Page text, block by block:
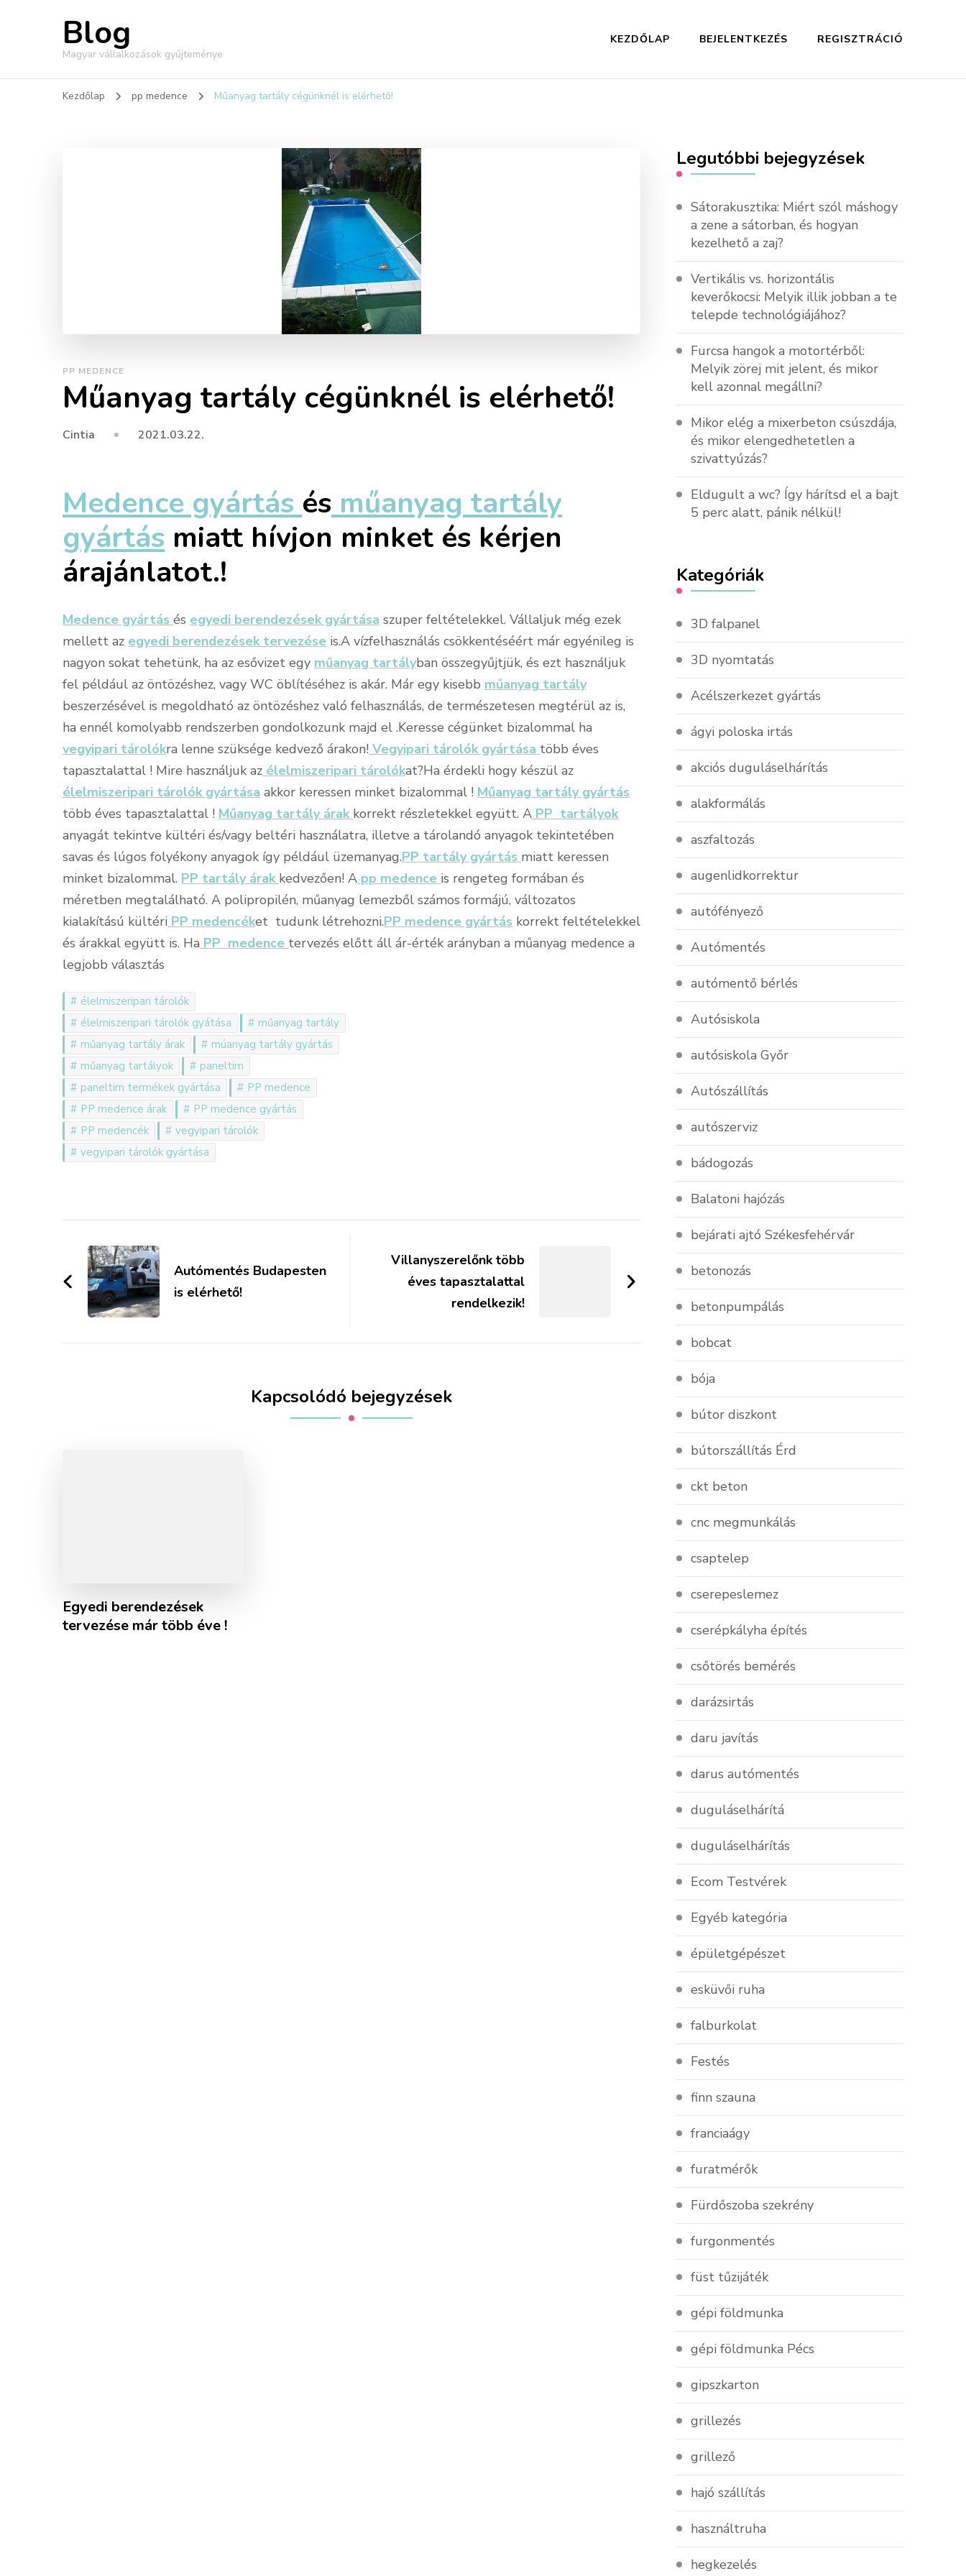
Blog
Magyar vállalkozások gyűjteménye
KEZDŐLAP BEJELENTKEZÉS REGISZTRÁCIÓ
Kezdőlap pp medence Műanyag tartály cégünknél is elérhető!
PP MEDENCE
Műanyag tartály cégünknél is elérhető!
Cintia 2021.03.22.
Medence gyártás és műanyag tartály
gyártás miatt hívjon minket és kérjen
árajánlatot.!
Medence gyártás és egyedi berendezések gyártása szuper feltételekkel. Vállaljuk még ezek
mellett az egyedi berendezések tervezése is.A vízfelhasználás csökkentéséért már egyénileg is
nagyon sokat tehetünk, ha az esővizet egy műanyag tartályban összegyűjtjük, és ezt használjuk
fel például az öntözéshez, vagy WC öblítéséhez is akár. Már egy kisebb műanyag tartály
beszerzésével is megoldható az öntözéshez való felhasználás, de természetesen megtérül az is,
ha ennél komolyabb rendszerben gondolkozunk majd el .Keresse cégünket bizalommal ha
vegyipari tárolókra lenne szüksége kedvező árakon! Vegyipari tárolók gyártása több éves
tapasztalattal ! Mire használjuk az élelmiszeripari tárolókat?Ha érdekli hogy készül az
élelmiszeripari tárolók gyártása akkor keressen minket bizalommal ! Műanyag tartály gyártás
több éves tapasztalattal ! Műanyag tartály árak korrekt részletekkel együtt. A PP tartályok
anyagát tekintve kültéri és/vagy beltéri használatra, illetve a tárolandó anyagok tekintetében
savas és lúgos folyékony anyagok így például üzemanyag.PP tartály gyártás miatt keressen
minket bizalommal. PP tartály árak kedvezően! A pp medence is rengeteg formában és
méretben megtalálható. A polipropilén, műanyag lemezből számos formájú, változatos
kialakítású kültéri PP medencéket tudunk létrehozni.PP medence gyártás korrekt feltételekkel
és árakkal együtt is. Ha PP medence tervezés előtt áll ár-érték arányban a műanyag medence a
legjobb választás
élelmiszeripari tárolók
élelmiszeripari tárolók gyátása
műanyag tartály
műanyag tartály árak
múanyag tartály gyártás
műanyag tartályok
paneltim
paneltim termékek gyártása
PP medence
PP medence árak
PP medence gyártás
PP medencék
vegyipari tárolók
vegyipari tárolók gyártása
navigációjaAutómentés Budapesten
is elérhető!
Villanyszerelőnk több
éves tapasztalattal
rendelkezik!
Kapcsolódó bejegyzések
Egyedi berendezések
tervezése már több éve !
Legutóbbi bejegyzések
Sátorakusztika: Miért szól máshogy
a zene a sátorban, és hogyan
kezelhető a zaj?
Vertikális vs. horizontális
keverőkocsi: Melyik illik jobban a te
telepde technológiájához?
Furcsa hangok a motortérből:
Melyik zörej mit jelent, és mikor
kell azonnal megállni?
Mikor elég a mixerbeton csúszdája,
és mikor elengedhetetlen a
szivattyúzás?
Eldugult a wc? Így hárítsd el a bajt
5 perc alatt, pánik nélkül!
Kategóriák
3D falpanel
3D nyomtatás
Acélszerkezet gyártás
ágyi poloska irtás
akciós duguláselhárítás
alakformálás
aszfaltozás
augenlidkorrektur
autófényező
Autómentés
autómentő bérlés
Autósiskola
autósiskola Győr
Autószállítás
autószerviz
bádogozás
Balatoni hajózás
bejárati ajtó Székesfehérvár
betonozás
betonpumpálás
bobcat
bója
bútor diszkont
bútorszállítás Érd
ckt beton
cnc megmunkálás
csaptelep
cserepeslemez
cserépkályha építés
csőtörés bemérés
darázsirtás
daru javítás
darus autómentés
duguláselhárítá
duguláselhárítás
Ecom Testvérek
Egyéb kategória
épületgépészet
esküvői ruha
falburkolat
Festés
finn szauna
franciaágy
furatmérők
Fürdőszoba szekrény
furgonmentés
füst tűzijáték
gépi földmunka
gépi földmunka Pécs
gipszkarton
grillezés
grillező
hajó szállítás
használtruha
hegkezelés